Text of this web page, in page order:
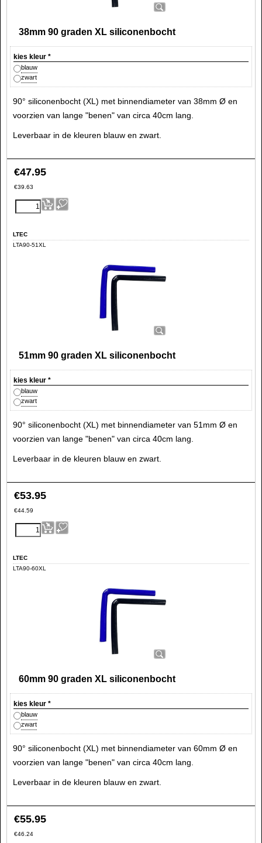
38mm 90 graden XL siliconenbocht
kies kleur *
blauw
zwart
90° siliconenbocht (XL) met binnendiameter van 38mm Ø en
voorzien van lange "benen" van circa 40cm lang.
Leverbaar in de kleuren blauw en zwart.
€47.95
€39.63
LTEC
LTA90-51XL
51mm 90 graden XL siliconenbocht
kies kleur *
blauw
zwart
90° siliconenbocht (XL) met binnendiameter van 51mm Ø en
voorzien van lange "benen" van circa 40cm lang.
Leverbaar in de kleuren blauw en zwart.
€53.95
€44.59
LTEC
LTA90-60XL
60mm 90 graden XL siliconenbocht
kies kleur *
blauw
zwart
90° siliconenbocht (XL) met binnendiameter van 60mm Ø en
voorzien van lange "benen" van circa 40cm lang.
Leverbaar in de kleuren blauw en zwart.
€55.95
€46.24